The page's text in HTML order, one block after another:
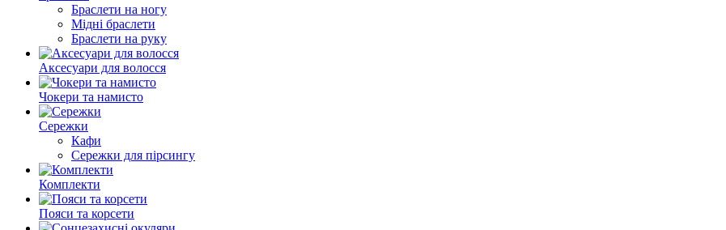
Браслети на ногу
Мідні браслети
Браслети на руку
Аксесуари для волосся
Чокери та намисто
Сережки
Кафи
Сережки для пірсингу
Комплекти
Пояси та корсети